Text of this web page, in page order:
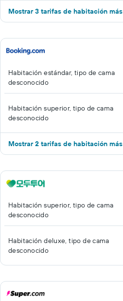
Mostrar 3 tarifas de habitación más
Habitación estándar, tipo de cama
desconocido
Habitación superior, tipo de cama
desconocido
Mostrar 2 tarifas de habitación más
Habitación superior, tipo de cama
desconocido
Habitación deluxe, tipo de cama
desconocido